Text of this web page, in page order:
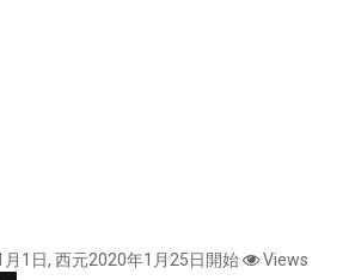
1日, 西元2020年1月25日開始 Views